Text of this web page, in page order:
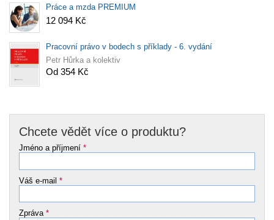
Práce a mzda PREMIUM
12 094 Kč
Pracovní právo v bodech s příklady - 6. vydání
Petr Hůrka a kolektiv
Od 354 Kč
Chcete vědět více o produktu?
Jméno a příjmení *
Váš e-mail *
Zpráva *